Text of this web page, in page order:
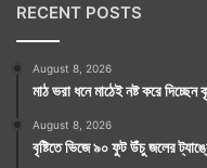
RECENT POSTS
August 8, 2026
মাঠ ভরা ধনে মাঠেই নষ্ট করে
August 8, 2026
বৃষ্টিতে ভিজে ৯০ ফুট উঁচু জলের